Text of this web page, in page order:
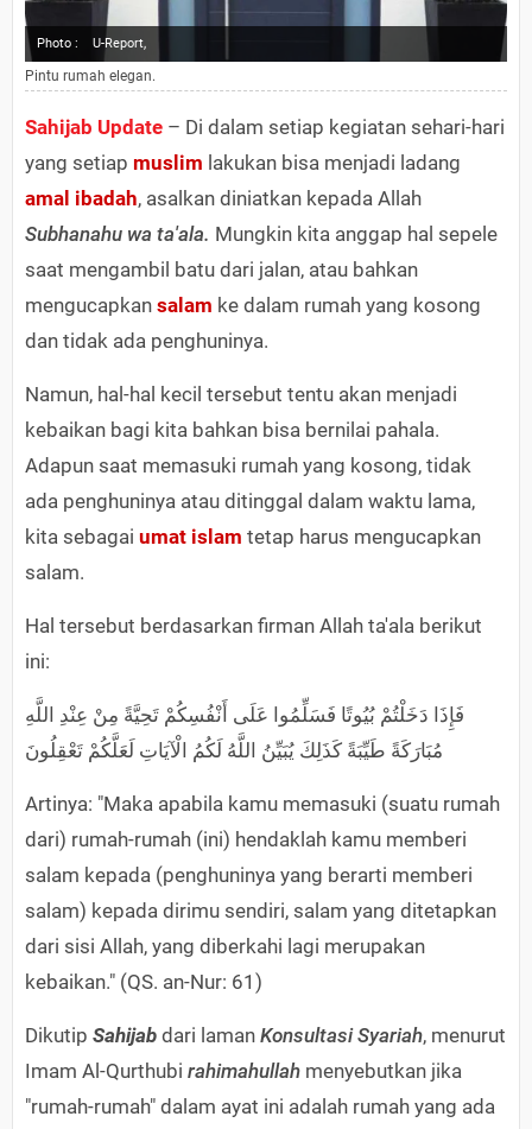
Photo : U-Report,
Pintu rumah elegan.
Sahijab Update – Di dalam setiap kegiatan sehari-hari
yang setiap muslim lakukan bisa menjadi ladang
amal ibadah, asalkan diniatkan kepada Allah
Subhanahu wa ta'ala. Mungkin kita anggap hal sepele
saat mengambil batu dari jalan, atau bahkan
mengucapkan salam ke dalam rumah yang kosong
dan tidak ada penghuninya.
Namun, hal-hal kecil tersebut tentu akan menjadi
kebaikan bagi kita bahkan bisa bernilai pahala.
Adapun saat memasuki rumah yang kosong, tidak
ada penghuninya atau ditinggal dalam waktu lama,
kita sebagai umat islam tetap harus mengucapkan
salam.
Hal tersebut berdasarkan firman Allah ta'ala berikut
ini:
فَإِذَا دَخَلْتُمْ بُيُوتًا فَسَلِّمُوا عَلَى أَنْفُسِكُمْ تَحِيَّةً مِنْ عِنْدِ اللَّهِ
مُبَارَكَةً طَيِّبَةً كَذَلِكَ يُبَيِّنُ اللَّهُ لَكُمُ الْآيَاتِ لَعَلَّكُمْ تَعْقِلُونَ
Artinya: "Maka apabila kamu memasuki (suatu rumah
dari) rumah-rumah (ini) hendaklah kamu memberi
salam kepada (penghuninya yang berarti memberi
salam) kepada dirimu sendiri, salam yang ditetapkan
dari sisi Allah, yang diberkahi lagi merupakan
kebaikan." (QS. an-Nur: 61)
Dikutip Sahijab dari laman Konsultasi Syariah, menurut
Imam Al-Qurthubi rahimahullah menyebutkan jika
"rumah-rumah" dalam ayat ini adalah rumah yang ada